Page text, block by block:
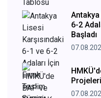
Antakya
6-2
Başladı
Projeleri